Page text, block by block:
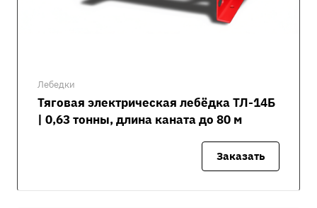
Лебедки
Тяговая электрическая лебёдка ТЛ-14Б
| 0,63 тонны, длина каната до 80 м
Заказать